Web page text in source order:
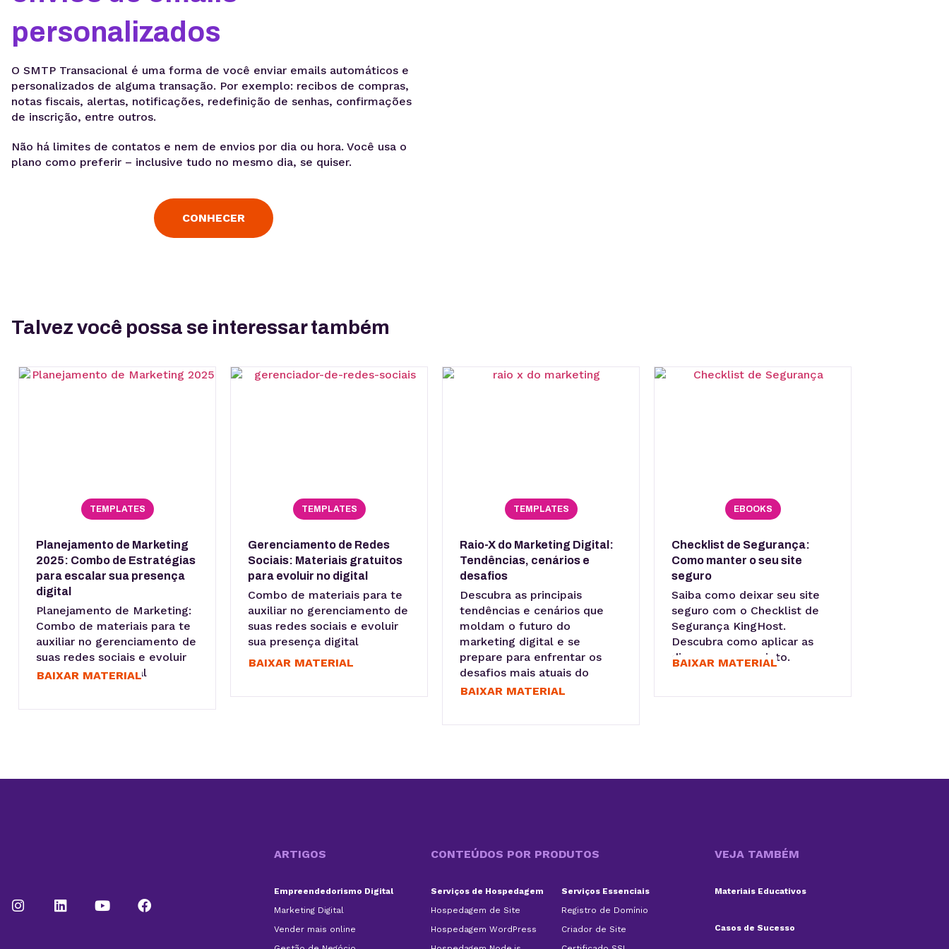
personalizados
O SMTP Transacional é uma forma de você enviar emails automáticos e
personalizados de alguma transação. Por exemplo: recibos de compras,
notas fiscais, alertas, notificações, redefinição de senhas, confirmações
de inscrição, entre outros.
Não há limites de contatos e nem de envios por dia ou hora. Você usa o
plano como preferir – inclusive tudo no mesmo dia, se quiser.
CONHECER
Talvez você possa se interessar também
TEMPLATES
Planejamento de Marketing
2025: Combo de Estratégias
para escalar sua presença
digital
Planejamento de Marketing:
Combo de materiais para te
auxiliar no gerenciamento de
suas redes sociais e evoluir
sua presença digital
BAIXAR MATERIAL
TEMPLATES
Gerenciamento de Redes
Sociais: Materiais gratuitos
para evoluir no digital
Combo de materiais para te
auxiliar no gerenciamento de
suas redes sociais e evoluir
sua presença digital
BAIXAR MATERIAL
TEMPLATES
Raio-X do Marketing Digital:
Tendências, cenários e
desafios
Descubra as principais
tendências e cenários que
moldam o futuro do
marketing digital e se
prepare para enfrentar os
desafios mais atuais do
mercado.
BAIXAR MATERIAL
EBOOKS
Checklist de Segurança:
Como manter o seu site
seguro
Saiba como deixar seu site
seguro com o Checklist de
Segurança KingHost.
Descubra como aplicar as
dicas em seu projeto.
BAIXAR MATERIAL
ARTIGOS
Empreendedorismo Digital
Marketing Digital
Vender mais online
CONTEÚDOS POR PRODUTOS
Serviços de Hospedagem
Hospedagem de Site
Hospedagem WordPress
Serviços Essenciais
Registro de Domínio
Criador de Site
VEJA TAMBÉM
Materiais Educativos
Casos de Sucesso